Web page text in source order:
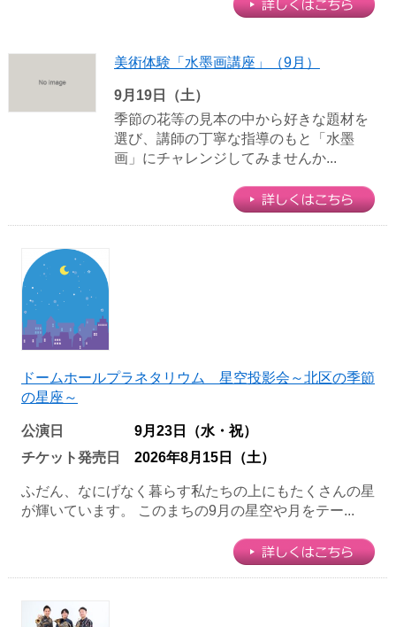
美術体験「水墨画講座」（9月）
9月19日（土）
季節の花等の見本の中から好きな題材を
選び、講師の丁寧な指導のもと「水墨
画」にチャレンジしてみませんか...
ドームホールプラネタリウム 星空投影会～北区の季節
の星座～
公演日
9月23日（水・祝）
チケット発売日
2026年8月15日（土）
ふだん、なにげなく暮らす私たちの上にもたくさんの星
が輝いています。 このまちの9月の星空や月をテー...